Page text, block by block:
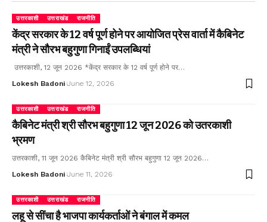
उत्तरकाशी उत्तराखंड राजनीति
केंद्र सरकार के 12 वर्ष पूर्ण होने पर आयोजित प्रेस वार्ता में कैबिनेट
मंत्री ने सौरभ बहुगुणा गिनाईं उपलब्धियां
उत्तरकाशी, 12 जून 2026 *केंद्र सरकार के 12 वर्ष पूर्ण होने पर…
Lokesh Badoni June 12, 2026
उत्तरकाशी उत्तराखंड राजनीति
कैबिनेट मंत्री श्री सौरभ बहुगुणा 12 जून 2026 को उतरकाशी
भ्रमण
उत्तरकाशी, 11 जून 2026 कैबिनेट मंत्री श्री सौरभ बहुगुणा 12 जून 2026…
Lokesh Badoni June 11, 2026
उत्तरकाशी उत्तराखंड राजनीति
लहू से सींचा है भाजपा कार्यकर्ताओं ने बंगाल में कमल